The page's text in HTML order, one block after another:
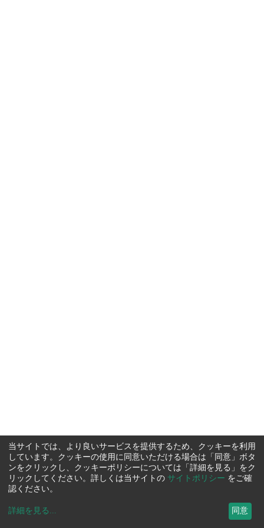
当サイトでは、より良いサービスを提供するため、クッキーを利用
しています。クッキーの使用に同意いただける場合は「同意」ボタ
ンをクリックし、クッキーポリシーについては「詳細を見る」をク
リックしてください。詳しくは当サイトの サイトポリシー をご確
認ください。
詳細を見る ... 同意